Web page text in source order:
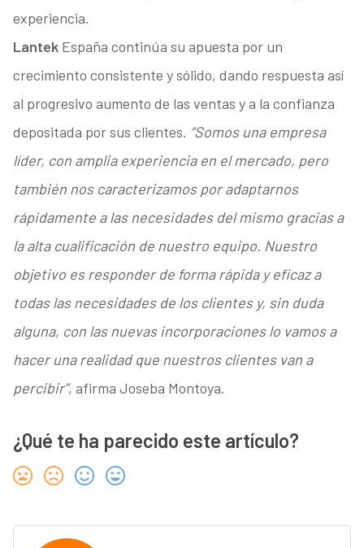
experiencia.
LantekEspaña continúa su apuesta por un
crecimiento consistente y sólido, dando respuesta así
al progresivo aumento de las ventas y a la confianza
depositada por sus clientes. “Somos una empresa
líder, con amplia experiencia en el mercado, pero
también nos caracterizamos por adaptarnos
rápidamente a las necesidades del mismo gracias a
la alta cualificación de nuestro equipo. Nuestro
objetivo es responder de forma rápida y eficaz a
todas las necesidades de los clientes y, sin duda
alguna, con las nuevas incorporaciones lo vamos a
hacer una realidad que nuestros clientes van a
percibir”, afirma Joseba Montoya.
¿Qué te ha parecido este artículo?